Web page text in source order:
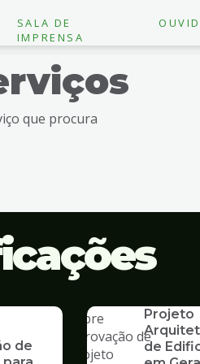
SALA DE
IMPRENSA
que procura
de
Projeto
de